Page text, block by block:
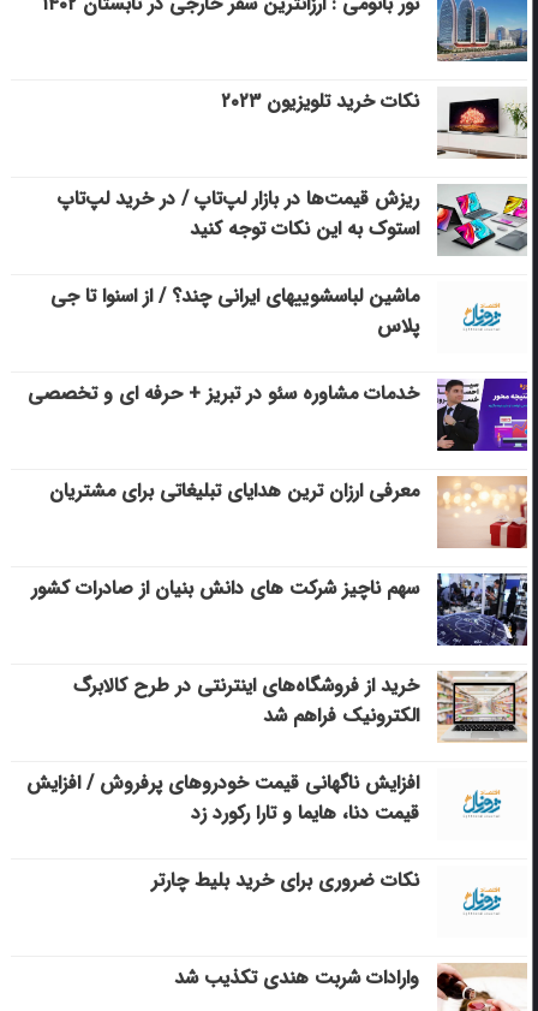
نکات خرید تلویزیون ۲۰۲۳
ریزش قیمت‌ها در بازار لپ‌تاپ / در خرید لپ‌تاپ
استوک به این نکات توجه کنید
ماشین لباسشویی‎های ایرانی چند؟ / از اسنوا تا جی
پلاس
خدمات مشاوره سئو در تبریز + حرفه ای و تخصصی
معرفی ارزان ترین هدایای تبلیغاتی برای مشتریان
سهم ناچیز شرکت های دانش بنیان از صادرات کشور
خرید از فروشگاه‌های اینترنتی در طرح کالابرگ
الکترونیک فراهم شد
افزایش ناگهانی قیمت خودروهای پرفروش / افزایش
قیمت دنا، هایما و تارا رکورد زد
نکات ضروری برای خرید بلیط چارتر
وارادات شربت هندی تکذیب شد